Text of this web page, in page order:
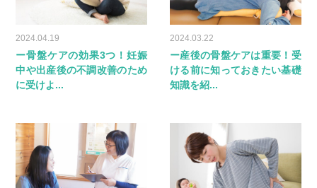
2024.04.19
ー骨盤ケアの効果3つ！妊娠
中や出産後の不調改善のため
に受けよ...
2024.03.22
ー産後の骨盤ケアは重要！受
ける前に知っておきたい基礎
知識を紹...